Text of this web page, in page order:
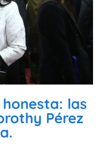
las
Pérez